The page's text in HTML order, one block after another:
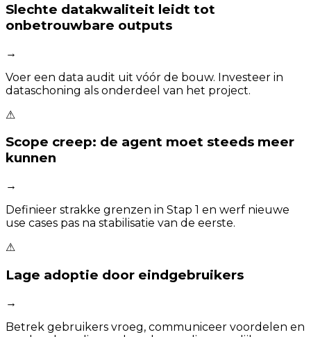
Slechte datakwaliteit leidt tot
onbetrouwbare outputs
→
Voer een data audit uit vóór de bouw. Investeer in
dataschoning als onderdeel van het project.
⚠
Scope creep: de agent moet steeds meer
kunnen
→
Definieer strakke grenzen in Stap 1 en werf nieuwe
use cases pas na stabilisatie van de eerste.
⚠
Lage adoptie door eindgebruikers
→
Betrek gebruikers vroeg, communiceer voordelen en